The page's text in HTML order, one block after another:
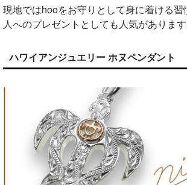
現地ではhooをお守りとして身に着ける
人へのプレゼントとしても人気があります
ハワイアンジュエリー ホヌペンダント